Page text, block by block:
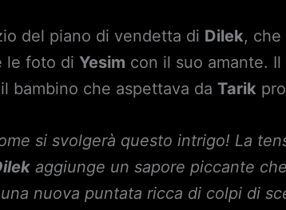
del piano di vendetta di Dilek,
le foto diYesim con il suo amante.
bambino che aspettava daTarik
si svolgerà questo intrigo! La
aggiunge un sapore piccante
nuova puntata ricca di colpi di